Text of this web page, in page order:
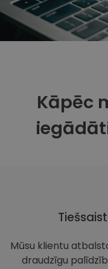
Kāpēc
Mūsu klientu
draudzīgu